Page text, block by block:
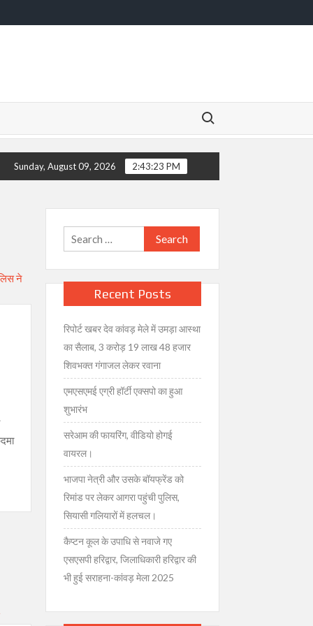
Search for:
Sunday, August 09, 2026 2:43:23 PM
Search
for:
Recent Posts
रिपोर्ट खबर देव कांवड़ मेले में उमड़ा आस्था
का सैलाब, 3 करोड़ 19 लाख 48 हजार
शिवभक्त गंगाजल लेकर रवाना
एमएसएमई एग्री हॉर्टी एक्सपो का हुआ
शुभारंभ
सरेआम की फायरिंग, वीडियो होगई
वायरल।
भाजपा नेत्री और उसके बॉयफ्रेंड को
रिमांड पर लेकर आगरा पहुंची पुलिस,
सियासी गलियारों में हलचल।
कैप्टन कूल के उपाधि से नवाजे गए
एसएसपी हरिद्वार, जिलाधिकारी हरिद्वार की
भी हुई सराहना-कांवड़ मेला 2025